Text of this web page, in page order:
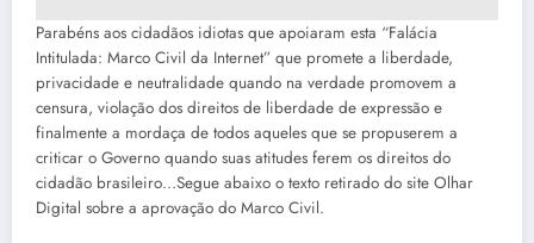
Parabéns aos cidadãos idiotas que apoiaram esta “Falácia
Intitulada: Marco Civil da Internet” que promete a liberdade,
privacidade e neutralidade quando na verdade promovem a
censura, violação dos direitos de liberdade de expressão e
finalmente a mordaça de todos aqueles que se propuserem a
criticar o Governo quando suas atitudes ferem os direitos do
cidadão brasileiro…Segue abaixo o texto retirado do site Olhar
Digital sobre a aprovação do Marco Civil.